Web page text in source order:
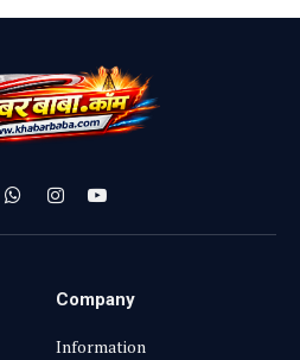
WhatsApp
InstagramYouTube
Company
Information